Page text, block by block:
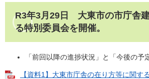
R3年3月29日 大東市の市庁舎
る特別委員会を開催。
「前回以降の進捗状況」と「今後の予
【資料1】大東市庁舎の在り方等に関す